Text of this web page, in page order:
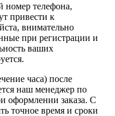
номер телефона,
привести к
внимательно
при регистрации и
ваших
часа) после
наш менеджер по
оформлении заказа. С
точное время и сроки